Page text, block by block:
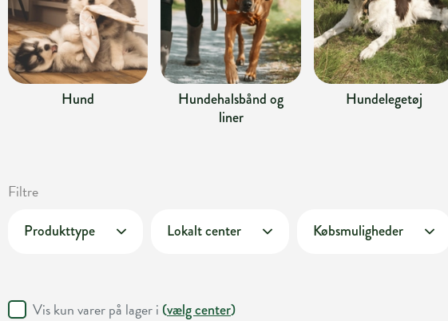
Hund
Hundehalsbånd og
liner
Hundelegetøj
Filtre
Produkttype Lokalt center Købsmuligheder
Vis kun varer på lager i (vælg center)